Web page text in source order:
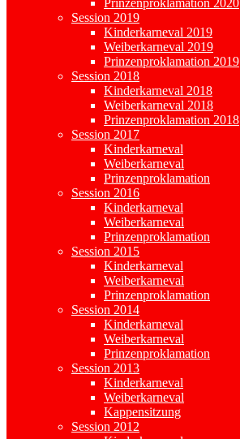
Prinzenproklamation 2020
Session 2019
Kinderkarneval 2019
Weiberkarneval 2019
Prinzenproklamation 2019
Session 2018
Kinderkarneval 2018
Weiberkarneval 2018
Prinzenproklamation 2018
Session 2017
Kinderkarneval
Weiberkarneval
Prinzenproklamation
Session 2016
Kinderkarneval
Weiberkarneval
Prinzenproklamation
Session 2015
Kinderkarneval
Weiberkarneval
Prinzenproklamation
Session 2014
Kinderkarneval
Weiberkarneval
Prinzenproklamation
Session 2013
Kinderkarneval
Weiberkarneval
Kappensitzung
Session 2012